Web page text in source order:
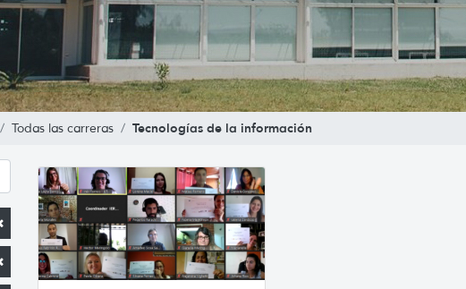
Todas las carreras Tecnologías de la información